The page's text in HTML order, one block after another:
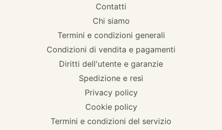
Contatti
Chi siamo
Termini e condizioni generali
Condizioni di vendita e pagamenti
Diritti dell'utente e garanzie
Spedizione e resi
Privacy policy
Cookie policy
Termini e condizioni del servizio